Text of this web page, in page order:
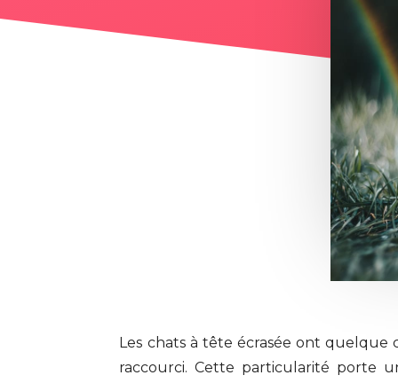
Les chats à tête écrasée ont quelque
raccourci. Cette particularité porte